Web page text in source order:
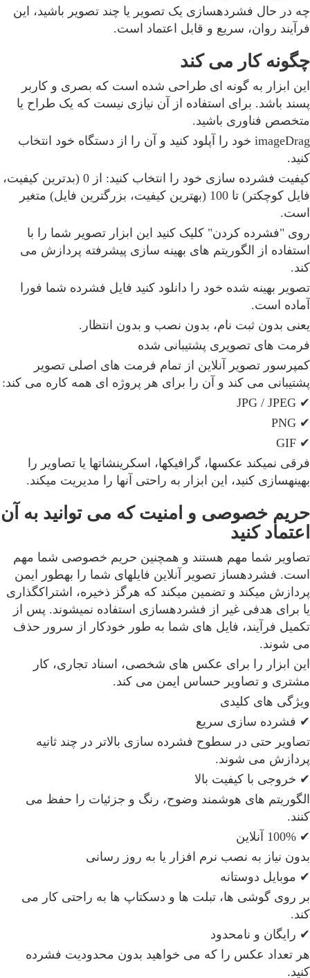
چه در حال فشردهسازی یک تصویر یا چند تصویر باشید، این
فرآیند روان، سریع و قابل اعتماد است.
چگونه کار می کند
این ابزار به گونه ای طراحی شده است که بصری و کاربر
پسند باشد. برای استفاده از آن نیازی نیست که یک طراح یا
متخصص فناوری باشید.
imageDrag خود را آپلود کنید و آن را از دستگاه خود انتخاب
کنید.
کیفیت فشرده سازی خود را انتخاب کنید: از 0 (بدترین کیفیت،
فایل کوچکتر) تا 100 (بهترین کیفیت، بزرگترین فایل) متغیر
است.
روی "فشرده کردن" کلیک کنید این ابزار تصویر شما را با
استفاده از الگوریتم های بهینه سازی پیشرفته پردازش می
کند.
تصویر بهینه شده خود را دانلود کنید فایل فشرده شما فورا
آماده است.
یعنی بدون ثبت نام، بدون نصب و بدون انتظار.
فرمت های تصویری پشتیبانی شده
کمپرسور تصویر آنلاین از تمام فرمت های اصلی تصویر
پشتیبانی می کند و آن را برای هر پروژه ای همه کاره می کند:
✔ JPG / JPEG
✔ PNG
✔ GIF
فرقی نمیکند عکسها، گرافیکها، اسکرینشاتها یا تصاویر را
بهینهسازی کنید، این ابزار به راحتی آنها را مدیریت میکند.
حریم خصوصی و امنیت که می توانید به آن
اعتماد کنید
تصاویر شما مهم هستند و همچنین حریم خصوصی شما مهم
است. فشردهساز تصویر آنلاین فایلهای شما را بهطور ایمن
پردازش میکند و تضمین میکند که هرگز ذخیره، اشتراکگذاری
یا برای هدفی غیر از فشردهسازی استفاده نمیشوند. پس از
تکمیل فرآیند، فایل های شما به طور خودکار از سرور حذف
می شوند.
این ابزار را برای عکس های شخصی، اسناد تجاری، کار
مشتری و تصاویر حساس ایمن می کند.
ویژگی های کلیدی
✔ فشرده سازی سریع
تصاویر حتی در سطوح فشرده سازی بالاتر در چند ثانیه
پردازش می شوند.
✔ خروجی با کیفیت بالا
الگوریتم های هوشمند وضوح، رنگ و جزئیات را حفظ می
کنند.
✔ 100% آنلاین
بدون نیاز به نصب نرم افزار یا به روز رسانی
✔ موبایل دوستانه
بر روی گوشی ها، تبلت ها و دسکتاپ ها به راحتی کار می
کند.
✔ رایگان و نامحدود
هر تعداد عکس را که می خواهید بدون محدودیت فشرده
کنید.